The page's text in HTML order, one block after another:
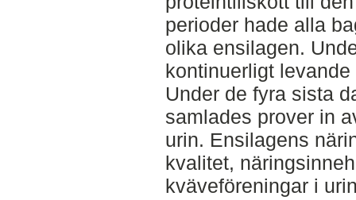
perioder hade alla
olika ensilagen.
kontinuerligt
Under de fyra sista
samlades prover in
urin. Ensilagens
kvalitet,
kväveföreningar i